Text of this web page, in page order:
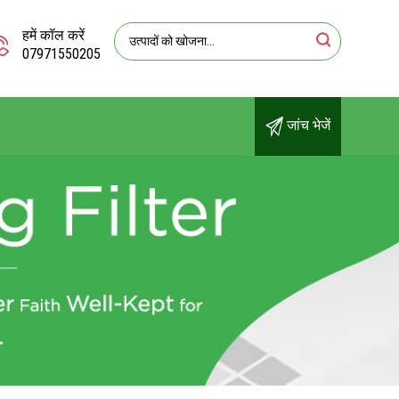
हमें कॉल करें
07971550205
जांच भेजें